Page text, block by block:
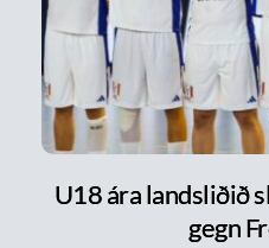
U18 ára landsliðið
gegn